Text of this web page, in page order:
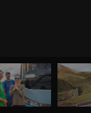
ЙОГА